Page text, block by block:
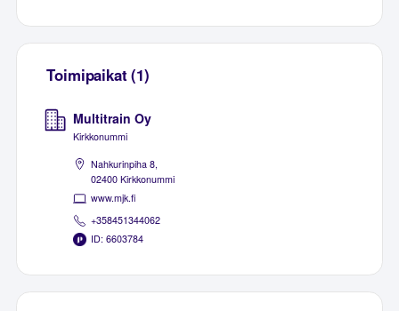
Toimipaikat (1)
Multitrain Oy
Kirkkonummi
Nahkurinpiha 8,
02400 Kirkkonummi
www.mjk.fi
+358451344062
ID: 6603784